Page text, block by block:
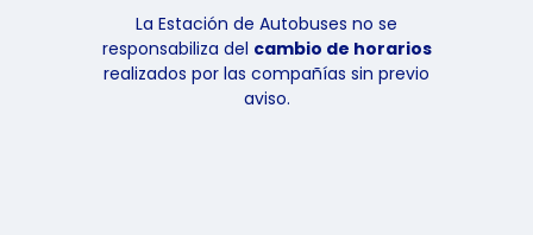
La Estación de Autobuses no se
responsabiliza del cambio de horarios
realizados por las compañías sin previo
aviso.